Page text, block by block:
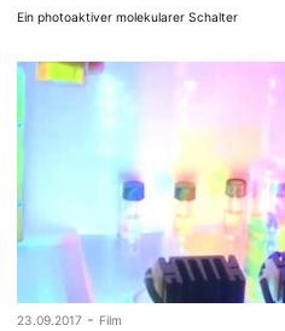
Ein photoaktiver molekularer Schalter
23.09.2017 - Film